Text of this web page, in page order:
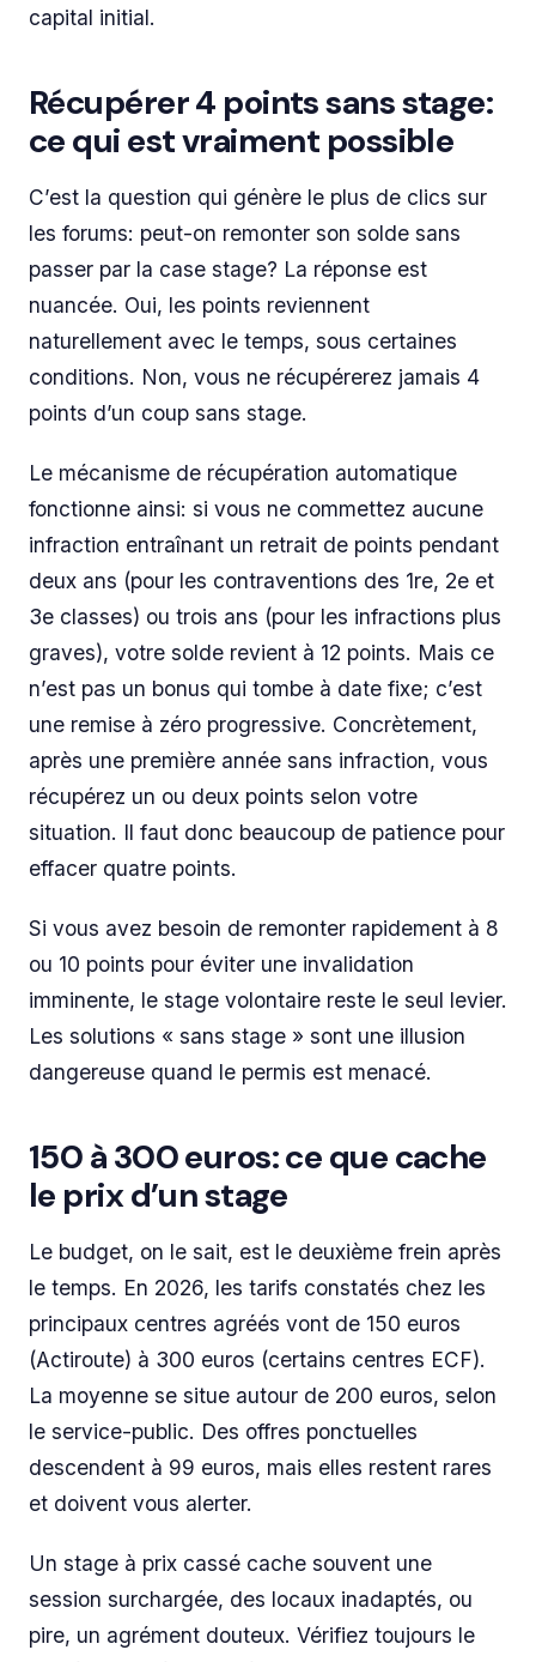
capital initial.
Récupérer 4 points sans stage:
ce qui est vraiment possible
C’est la question qui génère le plus de clics sur
les forums: peut-on remonter son solde sans
passer par la case stage? La réponse est
nuancée. Oui, les points reviennent
naturellement avec le temps, sous certaines
conditions. Non, vous ne récupérerez jamais 4
points d’un coup sans stage.
Le mécanisme de récupération automatique
fonctionne ainsi: si vous ne commettez aucune
infraction entraînant un retrait de points pendant
deux ans (pour les contraventions des 1re, 2e et
3e classes) ou trois ans (pour les infractions plus
graves), votre solde revient à 12 points. Mais ce
n’est pas un bonus qui tombe à date fixe; c’est
une remise à zéro progressive. Concrètement,
après une première année sans infraction, vous
récupérez un ou deux points selon votre
situation. Il faut donc beaucoup de patience pour
effacer quatre points.
Si vous avez besoin de remonter rapidement à 8
ou 10 points pour éviter une invalidation
imminente, le stage volontaire reste le seul levier.
Les solutions « sans stage » sont une illusion
dangereuse quand le permis est menacé.
150 à 300 euros: ce que cache
le prix d’un stage
Le budget, on le sait, est le deuxième frein après
le temps. En 2026, les tarifs constatés chez les
principaux centres agréés vont de 150 euros
(Actiroute) à 300 euros (certains centres ECF).
La moyenne se situe autour de 200 euros, selon
le service-public. Des offres ponctuelles
descendent à 99 euros, mais elles restent rares
et doivent vous alerter.
Un stage à prix cassé cache souvent une
session surchargée, des locaux inadaptés, ou
pire, un agrément douteux. Vérifiez toujours le